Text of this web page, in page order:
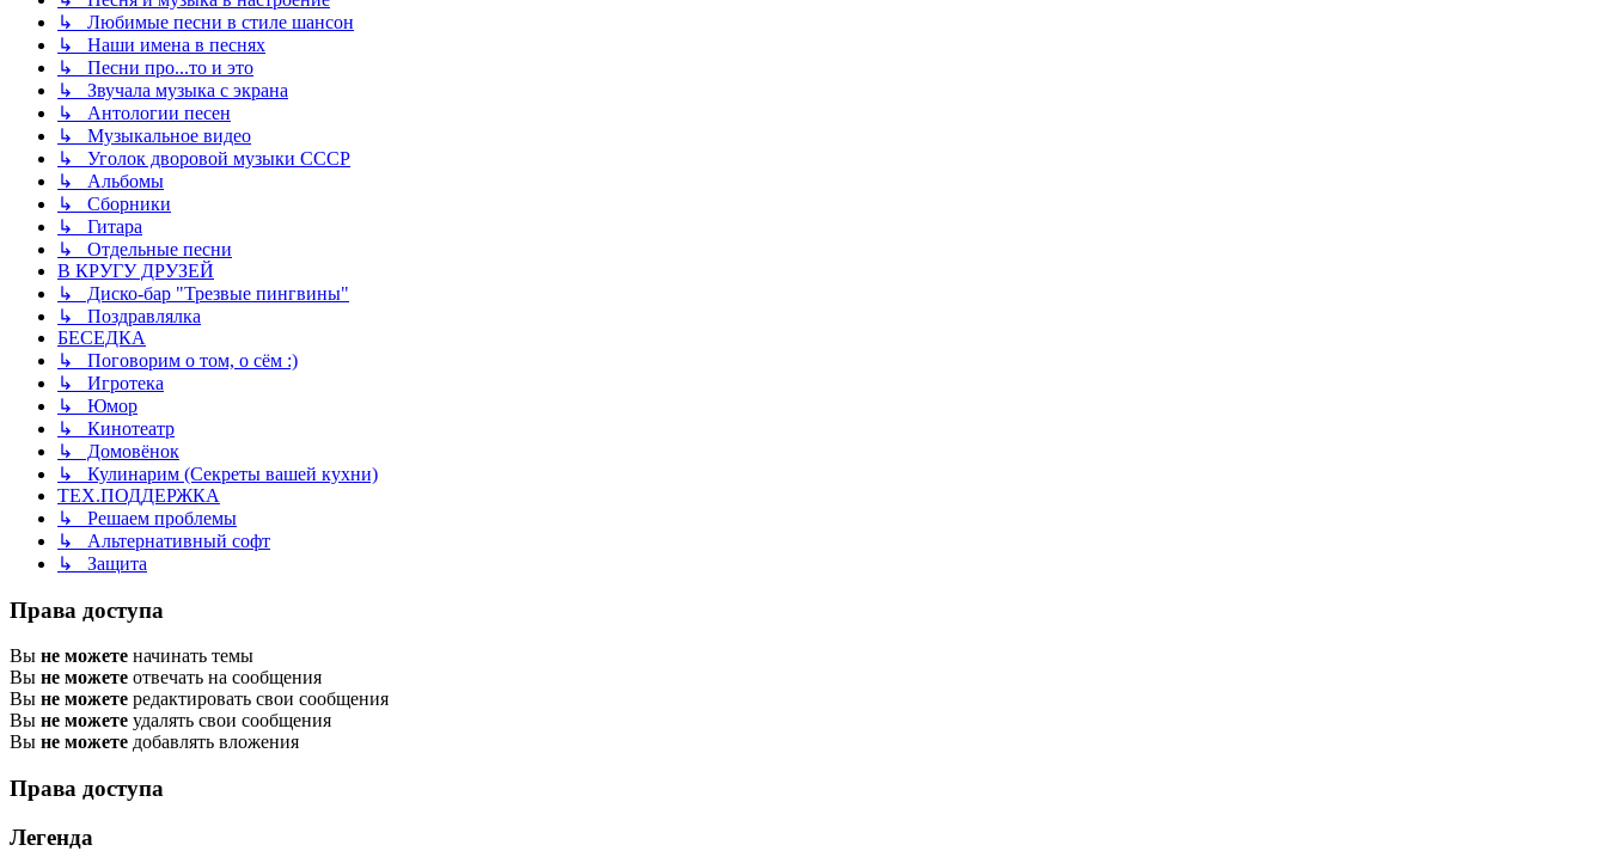
↳ Любимые песни в стиле шансон
↳ Наши имена в песнях
↳ Песни про...то и это
↳ Звучала музыка с экрана
↳ Антологии песен
↳ Музыкальное видео
↳ Уголок дворовой музыки СССР
↳ Альбомы
↳ Сборники
↳ Гитара
↳ Отдельные песни
В КРУГУ ДРУЗЕЙ
↳ Диско-бар "Трезвые пингвины"
↳ Поздравлялка
БЕСЕДКА
↳ Поговорим о том, о сём :)
↳ Игротека
↳ Юмор
↳ Кинотеатр
↳ Домовёнок
↳ Кулинарим (Секреты вашей кухни)
ТЕХ.ПОДДЕРЖКА
↳ Решаем проблемы
↳ Альтернативный софт
↳ Защита
Права доступа
Вы не можете начинать темы
Вы не можете отвечать на сообщения
Вы не можете редактировать свои сообщения
Вы не можете удалять свои сообщения
Вы не можете добавлять вложения
Права доступа
Легенда